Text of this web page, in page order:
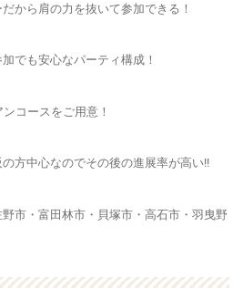
から肩の力を抜いて参加できる！
でも安心なパーティ構成！
コースをご用意！
方中心なのでその後の進展率が高い!!
野市・富田林市・貝塚市・高石市・羽曳野